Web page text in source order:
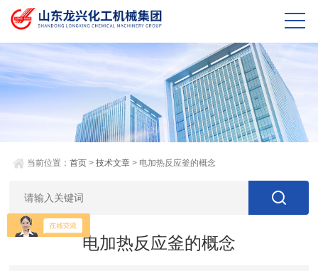
当前位置：首页 >技术文章 > 电加热反应釜的概念
电加热反应釜的概念